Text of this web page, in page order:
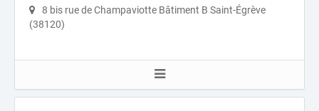
8 bis rue de Champaviotte Bâtiment B Saint-Égrève
(38120)